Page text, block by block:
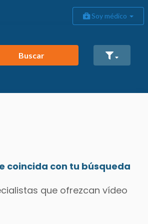
Soy médico
Buscar
coincida con tu búsqueda
que ofrezcan vídeo